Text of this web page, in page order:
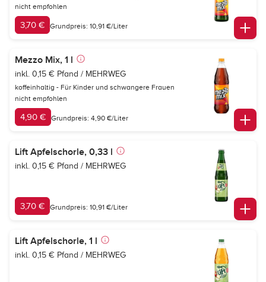
nicht empfohlen
3,70 € Grundpreis: 10,91 €/Liter
Mezzo Mix, 1 l
inkl. 0,15 € Pfand / MEHRWEG
koffeinhaltig - Für Kinder und schwangere Frauen
nicht empfohlen
4,90 € Grundpreis: 4,90 €/Liter
Lift Apfelschorle, 0,33 l
inkl. 0,15 € Pfand / MEHRWEG
3,70 € Grundpreis: 10,91 €/Liter
Lift Apfelschorle, 1 l
inkl. 0,15 € Pfand / MEHRWEG